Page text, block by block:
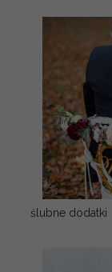
ślubne dodatki